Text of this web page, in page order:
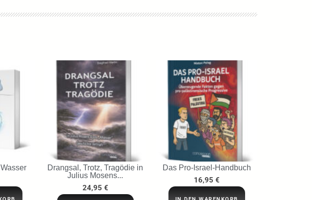
Drangsal, Trotz, Tragödie in
Julius Mosens...
24,95 €
Das Pro-Israel-Handbuch
16,95 €